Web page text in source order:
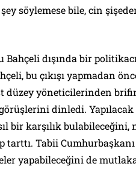
söylemese bile, cin
Bahçeli dışında bir
bu çıkışı yapmadan
düzey yöneticilerinden
dinledi. Yapılacak
bir karşılık
Tabii Cumhurbaşkanı
yapabileceğini de